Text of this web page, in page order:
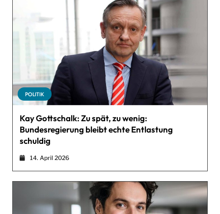
POLITIK
Kay Gottschalk: Zu spät, zu wenig:
Bundesregierung bleibt echte Entlastung
schuldig
14. April 2026